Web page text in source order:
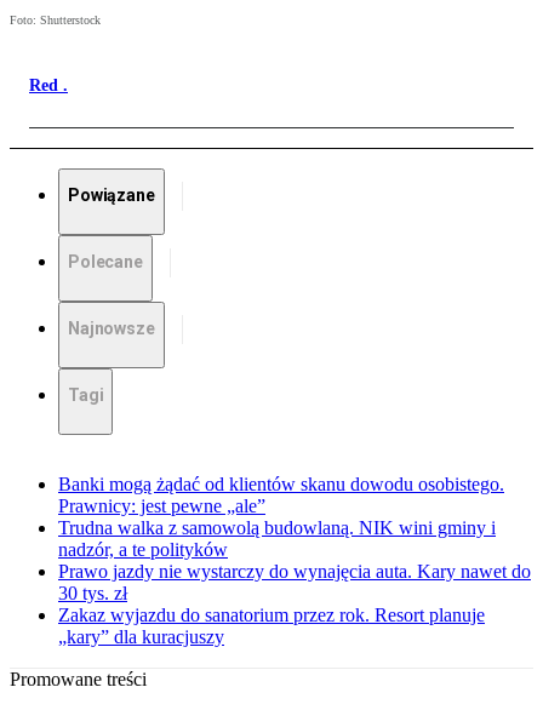
Foto: Shutterstock
Red .
Powiązane
Polecane
Najnowsze
Tagi
Banki mogą żądać od klientów skanu dowodu osobistego.
Prawnicy: jest pewne „ale”
Trudna walka z samowolą budowlaną. NIK wini gminy i
nadzór, a te polityków
Prawo jazdy nie wystarczy do wynajęcia auta. Kary nawet do
30 tys. zł
Zakaz wyjazdu do sanatorium przez rok. Resort planuje
„kary” dla kuracjuszy
Promowane treści